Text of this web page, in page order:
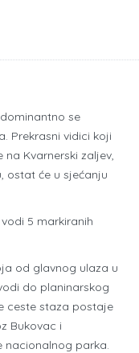
se
Prekrasni vidici koji
na Kvarnerski zaljev,
ostat će u sjećanju
5 markiranih
od glavnog ulaza u
do planinarskog
ceste staza postaje
Bukovac i
nacionalnog parka.